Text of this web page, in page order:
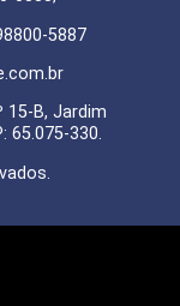
5887
15-B, Jardim
65.075-330.